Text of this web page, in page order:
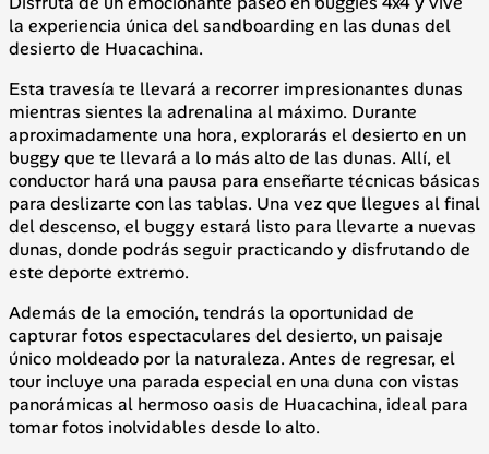
la experiencia única del sandboarding en las dunas del
desierto de Huacachina.
Esta travesía te llevará a recorrer impresionantes dunas
mientras sientes la adrenalina al máximo. Durante
aproximadamente una hora, explorarás el desierto en un
buggy que te llevará a lo más alto de las dunas. Allí, el
conductor hará una pausa para enseñarte técnicas básicas
para deslizarte con las tablas. Una vez que llegues al final
del descenso, el buggy estará listo para llevarte a nuevas
dunas, donde podrás seguir practicando y disfrutando de
este deporte extremo.
Además de la emoción, tendrás la oportunidad de
capturar fotos espectaculares del desierto, un paisaje
único moldeado por la naturaleza. Antes de regresar, el
tour incluye una parada especial en una duna con vistas
panorámicas al hermoso oasis de Huacachina, ideal para
tomar fotos inolvidables desde lo alto.